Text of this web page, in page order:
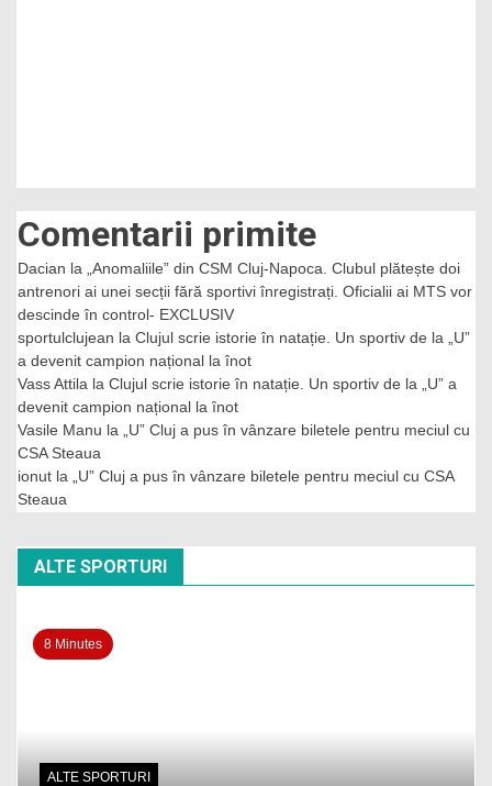
Comentarii primite
Dacian la
„Anomaliile” din CSM Cluj-Napoca. Clubul plătește doi
antrenori ai unei secții fără sportivi înregistrați. Oficialii ai MTS vor
descinde în control- EXCLUSIV
sportulclujean la Clujul scrie istorie în natație. Un sportiv de la „U”
a devenit campion național la înot
Vass Attila la Clujul scrie istorie în natație. Un sportiv de la „U” a
devenit campion național la înot
Vasile Manu la
„U” Cluj a pus în vânzare biletele pentru meciul cu
CSA Steaua
ionut la
„U” Cluj a pus în vânzare biletele pentru meciul cu CSA
Steaua
ALTE SPORTURI
8 Minutes
ALTE SPORTURI